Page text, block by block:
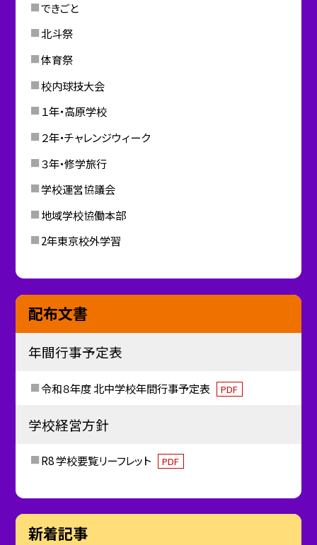
できごと
北斗祭
体育祭
校内球技大会
１年・高原学校
２年・チャレンジウィーク
３年・修学旅行
学校運営協議会
地域学校協働本部
2年東京校外学習
配布文書
年間行事予定表
令和８年度 北中学校年間行事予定表 PDF
学校経営方針
R8 学校要覧リーフレット PDF
新着記事